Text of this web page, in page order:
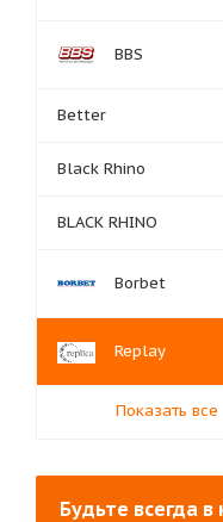
BBS
Better
Black Rhino
BLACK RHINO
Borbet
Replay
Показать все
Будьте всегда в